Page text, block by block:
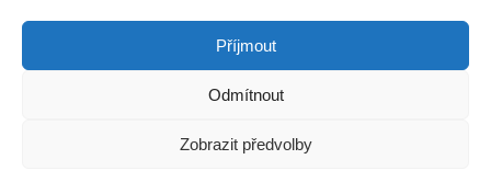
Příjmout
Odmítnout
Zobrazit předvolby